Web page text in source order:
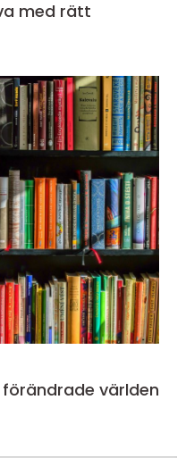
med rätt
världen